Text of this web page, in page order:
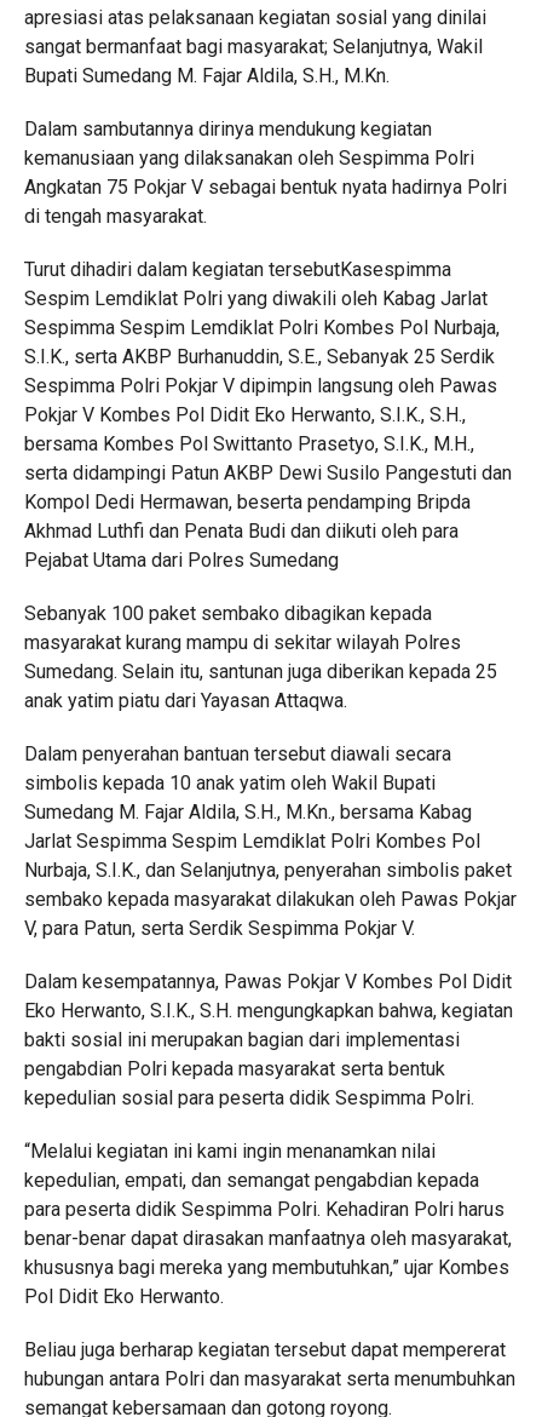
apresiasi atas pelaksanaan kegiatan sosial yang dinilai
sangat bermanfaat bagi masyarakat; Selanjutnya, Wakil
Bupati Sumedang M. Fajar Aldila, S.H., M.Kn.
Dalam sambutannya dirinya mendukung kegiatan
kemanusiaan yang dilaksanakan oleh Sespimma Polri
Angkatan 75 Pokjar V sebagai bentuk nyata hadirnya Polri
di tengah masyarakat.
Turut dihadiri dalam kegiatan tersebutKasespimma
Sespim Lemdiklat Polri yang diwakili oleh Kabag Jarlat
Sespimma Sespim Lemdiklat Polri Kombes Pol Nurbaja,
S.I.K., serta AKBP Burhanuddin, S.E., Sebanyak 25 Serdik
Sespimma Polri Pokjar V dipimpin langsung oleh Pawas
Pokjar V Kombes Pol Didit Eko Herwanto, S.I.K., S.H.,
bersama Kombes Pol Swittanto Prasetyo, S.I.K., M.H.,
serta didampingi Patun AKBP Dewi Susilo Pangestuti dan
Kompol Dedi Hermawan, beserta pendamping Bripda
Akhmad Luthfi dan Penata Budi dan diikuti oleh para
Pejabat Utama dari Polres Sumedang
Sebanyak 100 paket sembako dibagikan kepada
masyarakat kurang mampu di sekitar wilayah Polres
Sumedang. Selain itu, santunan juga diberikan kepada 25
anak yatim piatu dari Yayasan Attaqwa.
Dalam penyerahan bantuan tersebut diawali secara
simbolis kepada 10 anak yatim oleh Wakil Bupati
Sumedang M. Fajar Aldila, S.H., M.Kn., bersama Kabag
Jarlat Sespimma Sespim Lemdiklat Polri Kombes Pol
Nurbaja, S.I.K., dan Selanjutnya, penyerahan simbolis paket
sembako kepada masyarakat dilakukan oleh Pawas Pokjar
V, para Patun, serta Serdik Sespimma Pokjar V.
Dalam kesempatannya, Pawas Pokjar V Kombes Pol Didit
Eko Herwanto, S.I.K., S.H. mengungkapkan bahwa, kegiatan
bakti sosial ini merupakan bagian dari implementasi
pengabdian Polri kepada masyarakat serta bentuk
kepedulian sosial para peserta didik Sespimma Polri.
“Melalui kegiatan ini kami ingin menanamkan nilai
kepedulian, empati, dan semangat pengabdian kepada
para peserta didik Sespimma Polri. Kehadiran Polri harus
benar-benar dapat dirasakan manfaatnya oleh masyarakat,
khususnya bagi mereka yang membutuhkan,” ujar Kombes
Pol Didit Eko Herwanto.
Beliau juga berharap kegiatan tersebut dapat mempererat
hubungan antara Polri dan masyarakat serta menumbuhkan
semangat kebersamaan dan gotong royong.